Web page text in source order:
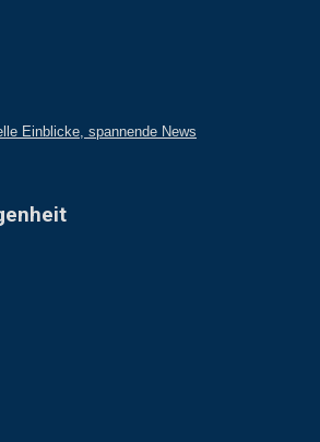
Einblicke, spannende News